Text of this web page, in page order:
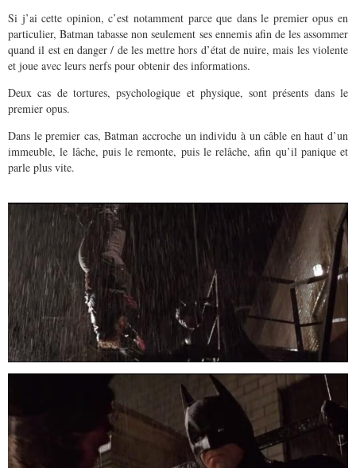
Si j’ai cette opinion, c’est notamment parce que dans le premier opus en
particulier, Batman tabasse non seulement ses ennemis afin de les assommer
quand il est en danger / de les mettre hors d’état de nuire, mais les violente
et joue avec leurs nerfs pour obtenir des informations.
Deux cas de tortures, psychologique et physique, sont présents dans le
premier opus.
Dans le premier cas, Batman accroche un individu à un câble en haut d’un
immeuble, le lâche, puis le remonte, puis le relâche, afin qu’il panique et
parle plus vite.